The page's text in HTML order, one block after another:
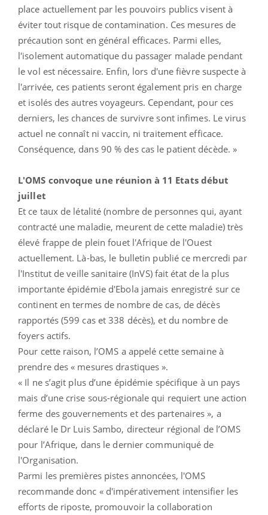
place actuellement par les pouvoirs publics visent à
éviter tout risque de contamination. Ces mesures de
précaution sont en général efficaces. Parmi elles,
l'isolement automatique du passager malade pendant
le vol est nécessaire. Enfin, lors d'une fièvre suspecte à
l'arrivée, ces patients seront également pris en charge
et isolés des autres voyageurs. Cependant, pour ces
derniers, les chances de survivre sont infimes. Le virus
actuel ne connaît ni vaccin, ni traitement efficace.
Conséquence, dans 90 % des cas le patient décède. »
L'OMS convoque une réunion à 11 Etats début
juillet
Et ce taux de létalité (nombre de personnes qui, ayant
contracté une maladie, meurent de cette maladie) très
élevé frappe de plein fouet l'Afrique de l'Ouest
actuellement. Là-bas, le bulletin publié ce mercredi par
l'Institut de veille sanitaire (InVS) fait état de la plus
importante épidémie d'Ebola jamais enregistré sur ce
continent en termes de nombre de cas, de décès
rapportés (599 cas et 338 décès), et du nombre de
foyers actifs.
Pour cette raison, l’OMS a appelé cette semaine à
prendre des « mesures drastiques ».
« Il ne s’agit plus d’une épidémie spécifique à un pays
mais d’une crise sous-régionale qui requiert une action
ferme des gouvernements et des partenaires », a
déclaré le Dr Luis Sambo, directeur régional de l’OMS
pour l’Afrique, dans le dernier communiqué de
l'Organisation.
Parmi les premières pistes annoncées, l'OMS
recommande donc « d'impérativement intensifier les
efforts de riposte, promouvoir la collaboration